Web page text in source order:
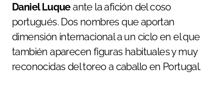
Daniel Luqueante la afición del coso
portugués. Dos nombres que aportan
dimensión internacional a un ciclo en el que
también aparecen figuras habituales y muy
reconocidas del toreo a caballo en Portugal.